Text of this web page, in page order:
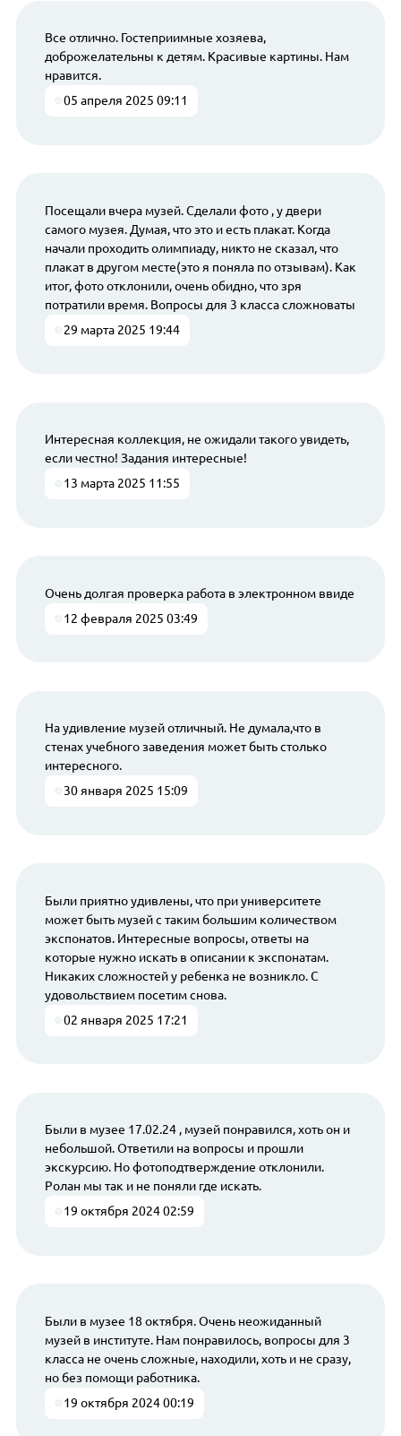
Все отлично. Гостеприимные хозяева,
доброжелательны к детям. Красивые картины. Нам
нравится.
05 апреля 2025 09:11
Посещали вчера музей. Сделали фото , у двери
самого музея. Думая, что это и есть плакат. Когда
начали проходить олимпиаду, никто не сказал, что
плакат в другом месте(это я поняла по отзывам). Как
итог, фото отклонили, очень обидно, что зря
потратили время. Вопросы для 3 класса сложноваты
29 марта 2025 19:44
Интересная коллекция, не ожидали такого увидеть,
если честно! Задания интересные!
13 марта 2025 11:55
Очень долгая проверка работа в электронном ввиде
12 февраля 2025 03:49
На удивление музей отличный. Не думала,что в
стенах учебного заведения может быть столько
интересного.
30 января 2025 15:09
Были приятно удивлены, что при университете
может быть музей с таким большим количеством
экспонатов. Интересные вопросы, ответы на
которые нужно искать в описании к экспонатам.
Никаких сложностей у ребенка не возникло. С
удовольствием посетим снова.
02 января 2025 17:21
Были в музее 17.02.24 , музей понравился, хоть он и
небольшой. Ответили на вопросы и прошли
экскурсию. Но фотоподтверждение отклонили.
Ролан мы так и не поняли где искать.
19 октября 2024 02:59
Были в музее 18 октября. Очень неожиданный
музей в институте. Нам понравилось, вопросы для 3
класса не очень сложные, находили, хоть и не сразу,
но без помощи работника.
19 октября 2024 00:19